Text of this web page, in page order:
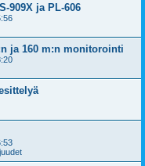
909X ja PL-606
ja 160 m:n monitorointi